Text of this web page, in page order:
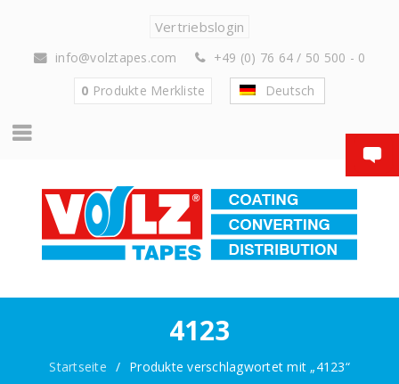
Vertriebslogin
info@volztapes.com
+49 (0) 76 64 / 50 500 - 0
0 Produkte Merkliste Deutsch
4123
Startseite / Produkte verschlagwortet mit „4123“